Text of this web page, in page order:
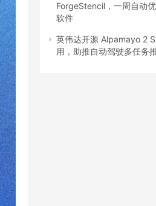
ForgeStencil，一周自动
软件
英伟达开源 Alpamayo 2
用，助推自动驾驶多任务